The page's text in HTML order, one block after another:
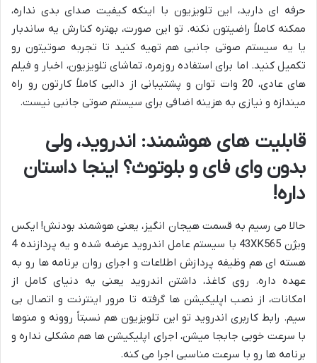
حرفه ای دارید، این تلویزیون با اینکه کیفیت صدای بدی نداره،
ممکنه کاملاً راضیتون نکنه. تو این صورت، بهتره کنارش یه ساندبار
یا یه سیستم صوتی جانبی هم تهیه کنید تا تجربه صوتیتون رو
تکمیل کنید. اما برای استفاده روزمره، تماشای تلویزیون، اخبار و فیلم
های عادی، 20 وات توان و پشتیبانی از دالبی کاملاً کارتون رو راه
میندازه و نیازی به هزینه اضافی برای سیستم صوتی جانبی نیست.
قابلیت های هوشمند: اندروید، ولی
بدون وای فای و بلوتوث؟ اینجا داستان
داره!
حالا می رسیم به قسمت هیجان انگیز، یعنی هوشمند بودنش! ایکس
ویژن 43XK565 با سیستم عامل اندروید عرضه شده و یه پردازنده 4
هسته ای هم وظیفه پردازش اطلاعات و اجرای روان برنامه ها رو به
عهده داره. روی کاغذ، داشتن اندروید یعنی یه دنیای کامل از
امکانات، از نصب اپلیکیشن ها گرفته تا مرور اینترنت و اتصال بی
سیم. رابط کاربری اندروید تو این تلویزیون هم نسبتاً روونه و منوها
با سرعت خوبی جابجا میشن، اجرای اپلیکیشن ها هم مشکلی نداره و
برنامه ها رو با سرعت مناسبی اجرا می کنه.